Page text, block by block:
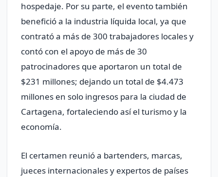
hospedaje. Por su parte, el evento también
benefició a la industria líquida local, ya que
contrató a más de 300 trabajadores locales y
contó con el apoyo de más de 30
patrocinadores que aportaron un total de
$231 millones; dejando un total de $4.473
millones en solo ingresos para la ciudad de
Cartagena, fortaleciendo así el turismo y la
economía.
El certamen reunió a bartenders, marcas,
jueces internacionales y expertos de países